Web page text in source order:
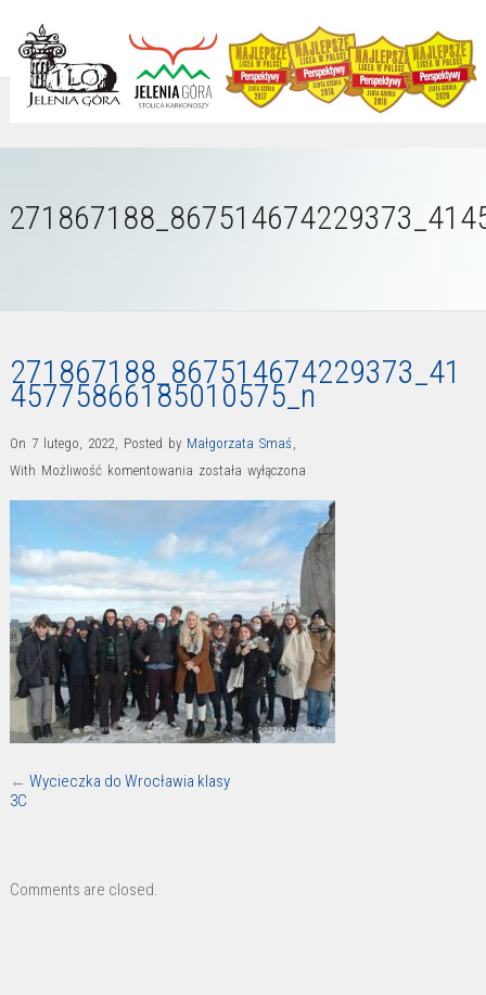
271867188_867514674229373_41
45775866185010575_n
On 7 lutego, 2022, Posted by Małgorzata Smaś ,
With Możliwość komentowania została wyłączona
← Wycieczka do Wrocławia klasy
3C
Comments are closed.